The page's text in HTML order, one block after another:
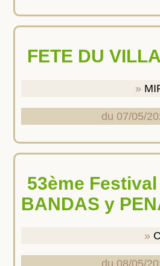
FETE DU
du 07/05/
53ème Festival de
BANDAS y
du 08/05/